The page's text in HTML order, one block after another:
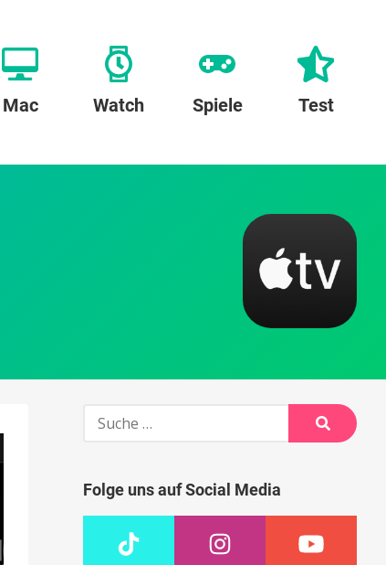
Mac Watch Spiele Test
Suche
Suche
Folge uns auf Social Media